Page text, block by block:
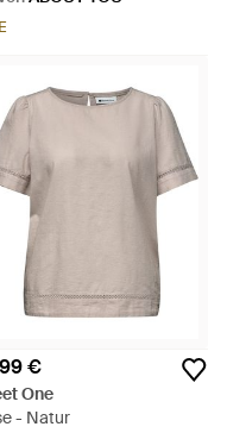
€
One
- Natur